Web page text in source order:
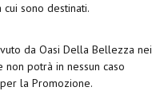
sono destinati.
da Oasi Della Bellezza nei
potrà in nessun caso
la Promozione.